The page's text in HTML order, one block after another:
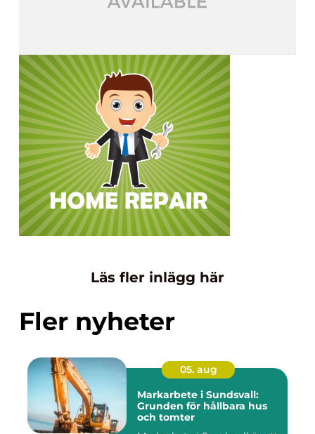
Läs fler inlägg här
Fler nyheter
05. aug
Markarbete i Sundsvall:
Grunden för hållbara hus
och tomter